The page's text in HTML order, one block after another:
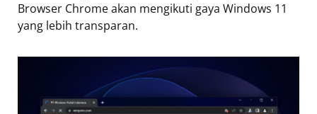
Browser Chrome akan mengikuti gaya Windows 11
yang lebih transparan.